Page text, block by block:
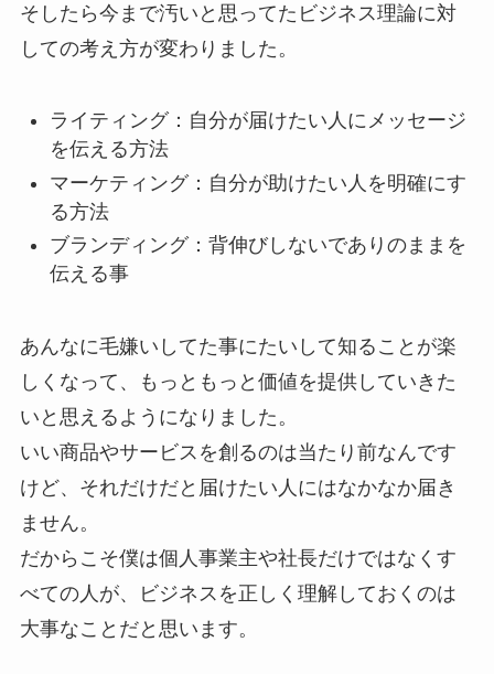
そしたら今まで汚いと思ってたビジネス理論に対
しての考え方が変わりました。
ライティング：自分が届けたい人にメッセージ
を伝える方法
マーケティング：自分が助けたい人を明確にす
る方法
ブランディング：背伸びしないでありのままを
伝える事
あんなに毛嫌いしてた事にたいして知ることが楽
しくなって、もっともっと価値を提供していきた
いと思えるようになりました。
いい商品やサービスを創るのは当たり前なんです
けど、それだけだと届けたい人にはなかなか届き
ません。
だからこそ僕は個人事業主や社長だけではなくす
べての人が、ビジネスを正しく理解しておくのは
大事なことだと思います。